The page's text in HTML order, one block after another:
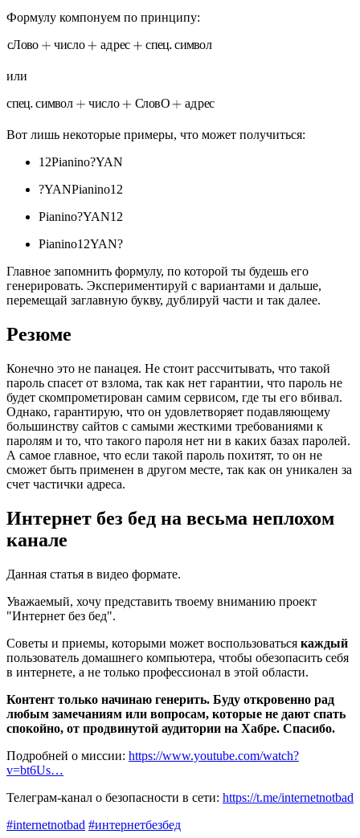
Формулу компонуем по принципу:
или
Вот лишь некоторые примеры, что может получиться:
12Pianino?YAN
?YANPianino12
Pianino?YAN12
Pianino12YAN?
Главное запомнить формулу, по которой ты будешь его
генерировать. Экспериментируй с вариантами и дальше,
перемещай заглавную букву, дублируй части и так далее.
Резюме
Конечно это не панацея. Не стоит рассчитывать, что такой
пароль спасет от взлома, так как нет гарантии, что пароль не
будет скомпрометирован самим сервисом, где ты его вбивал.
Однако, гарантирую, что он удовлетворяет подавляющему
большинству сайтов с самыми жесткими требованиями к
паролям и то, что такого пароля нет ни в каких базах паролей.
А самое главное, что если такой пароль похитят, то он не
сможет быть применен в другом месте, так как он уникален за
счет частички адреса.
Интернет без бед на весьма неплохом
канале
Данная статья в видео формате.
Уважаемый, хочу представить твоему вниманию проект
"Интернет без бед".
Советы и приемы, которыми может воспользоваться каждый
пользователь домашнего компьютера, чтобы обезопасить себя
в интернете, а не только профессионал в этой области.
Контент только начинаю генерить. Буду откровенно рад
любым замечаниям или вопросам, которые не дают спать
спокойно, от продвинутой аудитории на Хабре. Спасибо.
Подробней о миссии: https://www.youtube.com/watch?
v=bt6Us…
Телеграм-канал о безопасности в сети: https://t.me/internetnotbad
#internetnotbad #интернетбезбед